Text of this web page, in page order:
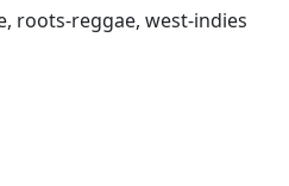
roots-reggae, west-indies